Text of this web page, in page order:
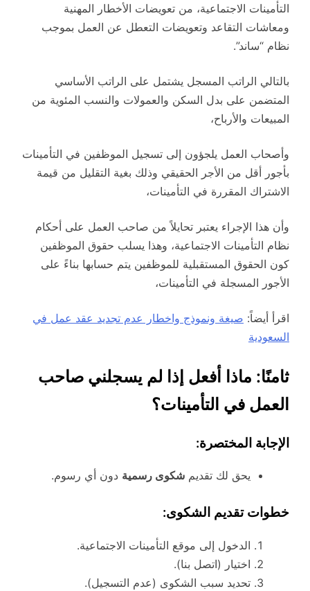
التأمينات الاجتماعية، من تعويضات الأخطار المهنية
ومعاشات التقاعد وتعويضات التعطل عن العمل بموجب
نظام “ساند”.
بالتالي الراتب المسجل يشتمل على الراتب الأساسي
المتضمن على بدل السكن والعمولات والنسب المئوية من
المبيعات والأرباح،
وأصحاب العمل يلجؤون إلى تسجيل الموظفين في التأمينات
بأجور أقل من الأجر الحقيقي وذلك بغية التقليل من قيمة
الاشتراك المقررة في التأمينات،
وأن هذا الإجراء يعتبر تحايلاً من صاحب العمل على أحكام
نظام التأمينات الاجتماعية، وهذا يسلب حقوق الموظفين
كون الحقوق المستقبلية للموظفين يتم حسابها بناءً على
الأجور المسجلة في التأمينات،
اقرأ أيضاً: صيغة ونموذج واخطار عدم تجديد عقد عمل في
السعودية
ثامنًا: ماذا أفعل إذا لم يسجلني صاحب
العمل في التأمينات؟
الإجابة المختصرة:
يحق لك تقديم شكوى رسمية دون أي رسوم.
خطوات تقديم الشكوى:
الدخول إلى موقع التأمينات الاجتماعية.
اختيار (اتصل بنا).
تحديد سبب الشكوى (عدم التسجيل).